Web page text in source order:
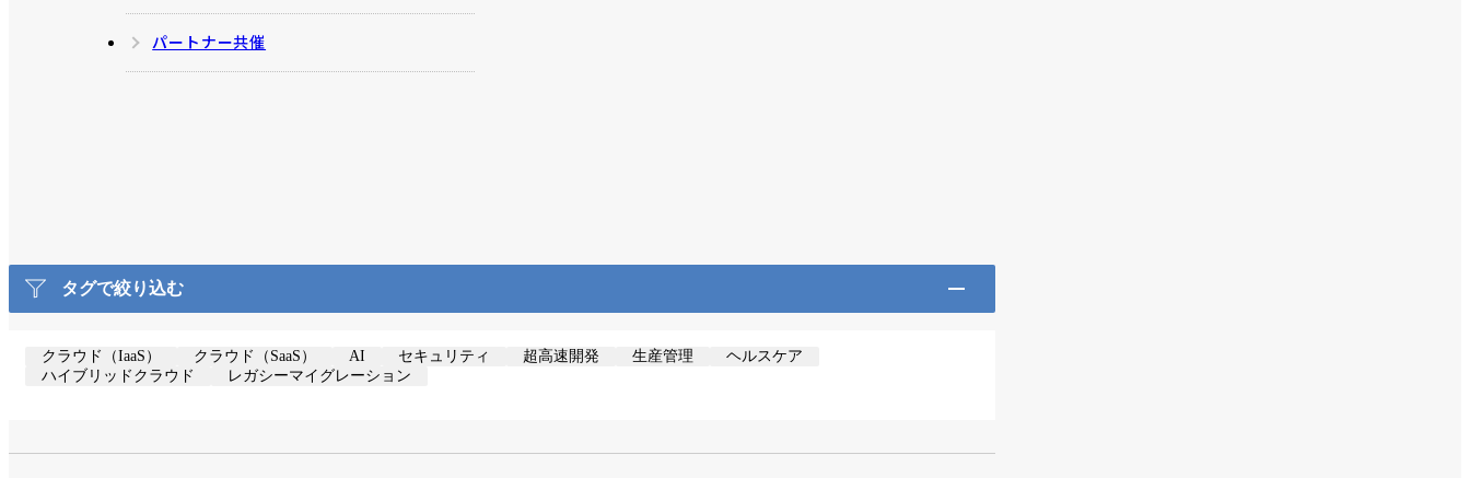
パートナー共催
タグで絞り込む
クラウド（IaaS） クラウド（SaaS） AI セキュリティ 超高速開発 生産管理
ヘルスケア
ハイブリッドクラウド
レガシーマイグレーション